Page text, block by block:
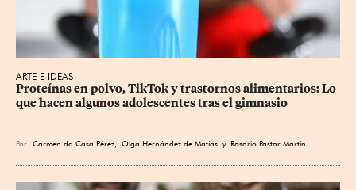
ARTE E IDEAS
Proteínas en polvo, TikTok y trastornos alimentarios: Lo
que hacen algunos adolescentes tras el gimnasio
Por Carmen da Casa Pérez, Olga Hernández de Matías y Rosario Pastor Martín